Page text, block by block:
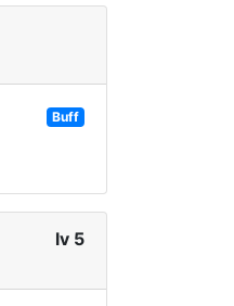
Buff
lv 5